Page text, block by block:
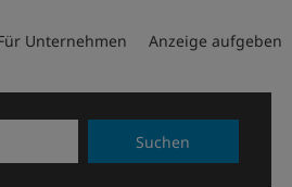
Unternehmen Anzeige aufgeben
Suchen